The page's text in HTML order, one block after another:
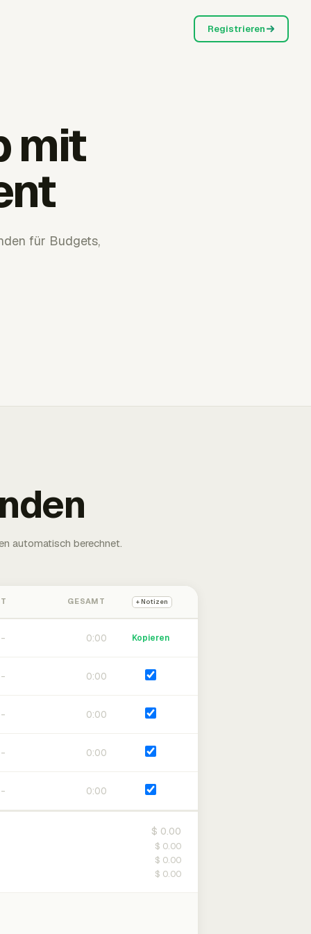
Registrieren
mit
für Budgets,
automatisch berechnet.
GESAMT + Notizen
0:00 Kopieren
0:00
0:00
0:00
0:00
$ 0.00
$ 0.00
$ 0.00
$ 0.00